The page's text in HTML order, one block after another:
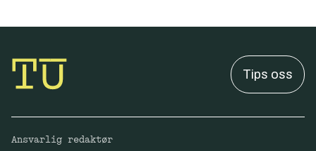
Tips oss
Ansvarlig redaktør